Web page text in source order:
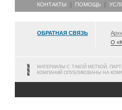
КОНТАКТЫ ПОМОЩЬ
ОБРАТНАЯ СВЯЗЬ
О
МАТЕРИАЛЫ С ТАКОЙ МЕТКОЙ,
КОМПАНИЙ ОПУБЛИКОВАНЫ НА